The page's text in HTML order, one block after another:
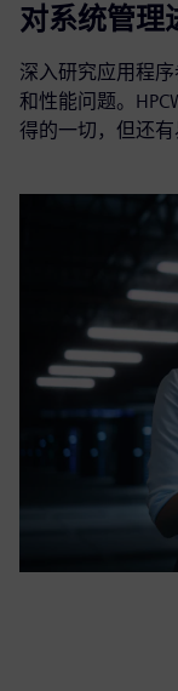
对系统管理
深入研究应用程
和性能问题。
得的一切，但还有